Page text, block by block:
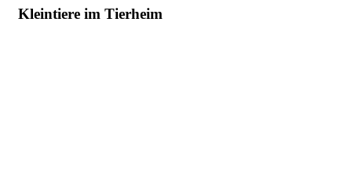
Kleintiere im Tierheim